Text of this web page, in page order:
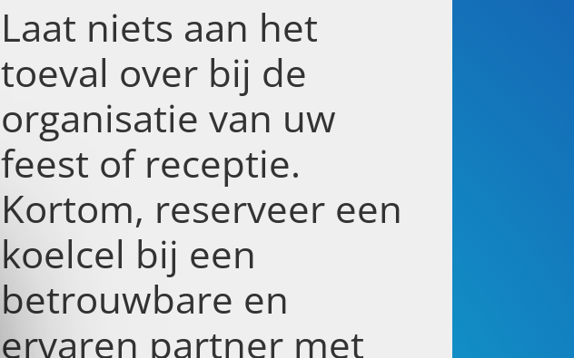
Laat niets aan het
toeval over bij de
organisatie van uw
feest of receptie.
Kortom, reserveer een
koelcel bij een
betrouwbare en
ervaren partner met